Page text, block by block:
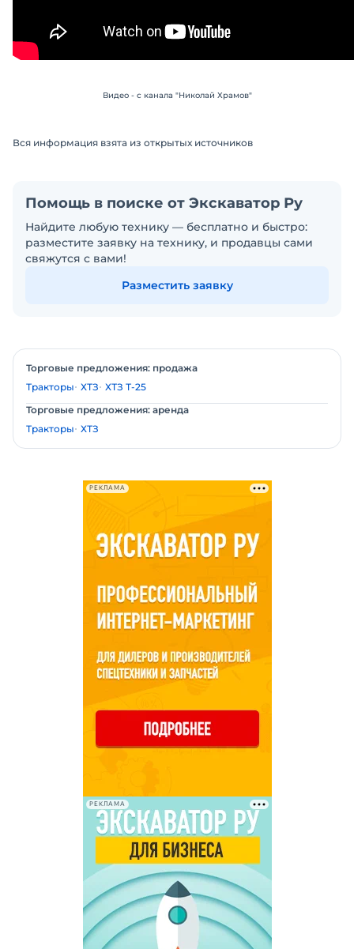
Видео - с канала "Николай Храмов"
Вся информация взята из открытых источников
Помощь в поиске от Экскаватор Ру
Найдите любую технику — бесплатно и быстро:
разместите заявку на технику, и продавцы сами
свяжутся с вами!
Разместить заявку
Торговые предложения: продажа
Тракторы ХТЗ ХТЗ Т-25
Торговые предложения: аренда
Тракторы ХТЗ
РЕКЛАМА
РЕКЛАМА